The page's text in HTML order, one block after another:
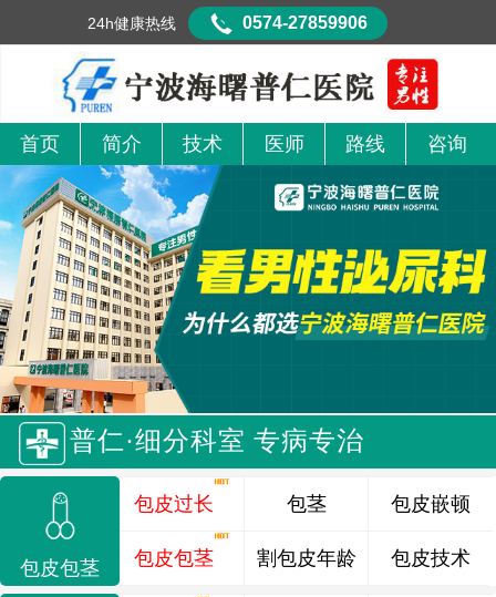
首页 简介 技术 医师 路线 咨询
普仁·细分科室 专病专治
包皮包茎
包皮过长
包皮包茎
包茎
割包皮年龄
包皮嵌顿
包皮技术
24h健康热线 0574-27859906